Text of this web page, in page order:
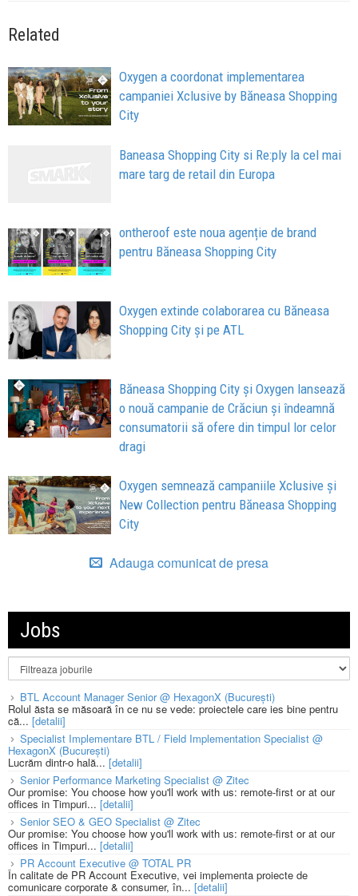
Related
Oxygen a coordonat implementarea
campaniei Xclusive by Băneasa Shopping
City
Baneasa Shopping City si Re:ply la cel mai
mare targ de retail din Europa
ontheroof este noua agenție de brand
pentru Băneasa Shopping City
Oxygen extinde colaborarea cu Băneasa
Shopping City și pe ATL
Băneasa Shopping City și Oxygen lansează
o nouă campanie de Crăciun și îndeamnă
consumatorii să ofere din timpul lor celor
dragi
Oxygen semnează campaniile Xclusive și
New Collection pentru Băneasa Shopping
City
Adauga comunicat de presa
Jobs
BTL Account Manager Senior @ HexagonX (București)
Rolul ăsta se măsoară în ce nu se vede: proiectele care ies bine pentru
că... [detalii]
Specialist Implementare BTL / Field Implementation Specialist @
HexagonX (București)
Lucrăm dintr-o hală...[detalii]
Senior Performance Marketing Specialist @ Zitec
Our promise: You choose how you'll work with us: remote-first or at our
offices in Timpuri... [detalii]
Senior SEO & GEO Specialist @ Zitec
Our promise: You choose how you'll work with us: remote-first or at our
offices in Timpuri... [detalii]
PR Account Executive @ TOTAL PR
În calitate de PR Account Executive, vei implementa proiecte de
comunicare corporate & consumer, în... [detalii]